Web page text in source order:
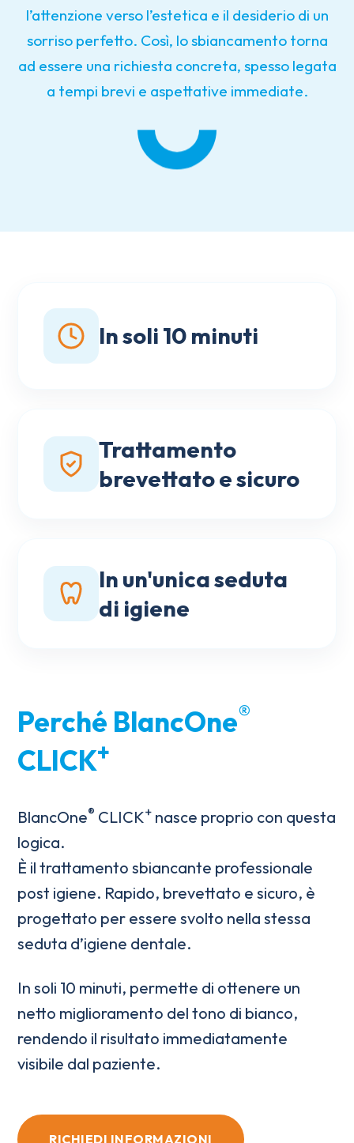
l’attenzione verso l’estetica e il desiderio di un
sorriso perfetto. Così, lo sbiancamento torna
ad essere una richiesta concreta, spesso legata
a tempi brevi e aspettative immediate.
In soli 10 minuti
Trattamento
brevettato e sicuro
In un'unica seduta
di igiene
Perché BlancOne®
CLICK+
BlancOne® CLICK+ nasce proprio con questa
logica.
È il trattamento sbiancante professionale
post igiene. Rapido, brevettato e sicuro, è
progettato per essere svolto nella stessa
seduta d’igiene dentale.
In soli 10 minuti, permette di ottenere un
netto miglioramento del tono di bianco,
rendendo il risultato immediatamente
visibile dal paziente.
RICHIEDI INFORMAZIONI